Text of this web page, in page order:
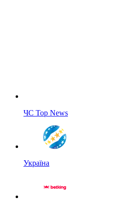
ЧС Top News
Україна